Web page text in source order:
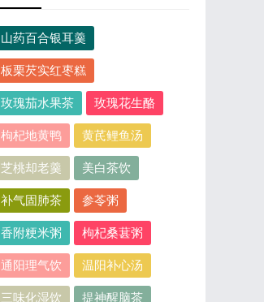
山药百合银耳羹
板栗芡实红枣糕
玫瑰茄水果茶 玫瑰花生酪
枸杞地黄鸭 黄芪鲤鱼汤
芝桃却老羹 美白茶饮
补气固肺茶 参苓粥
香附粳米粥 枸杞桑葚粥
通阳理气饮 温阳补心汤
三味化湿饮 提神醒脑茶